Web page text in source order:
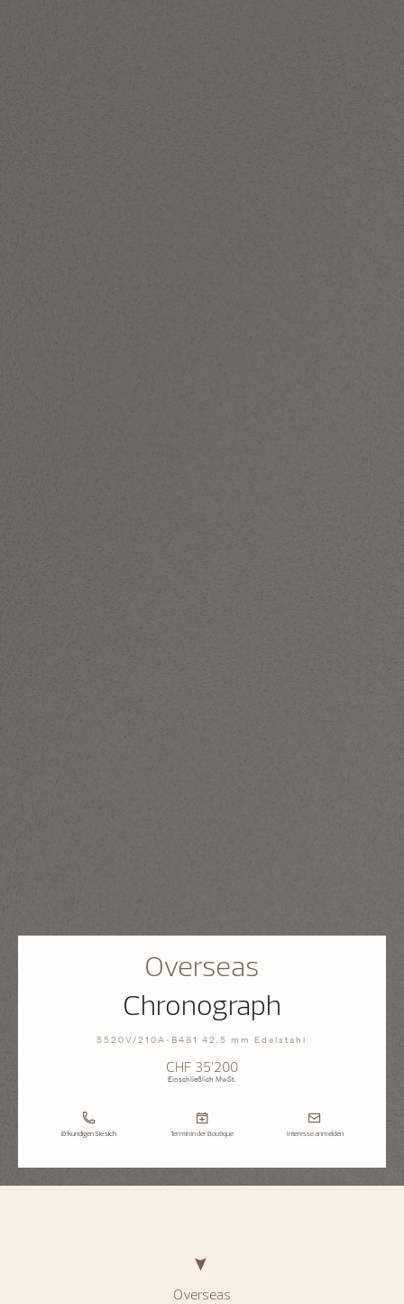
Overseas
Chronograph
5520V/210A-B481 42.5 mm Edelstahl
CHF 35’200
Einschließlich MwSt.
Erkundigen Sie sich Termin in der Boutique Interesse anmelden
Overseas